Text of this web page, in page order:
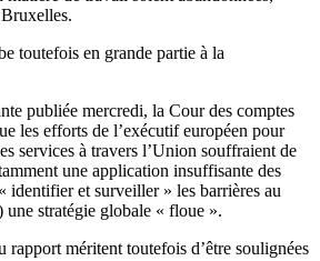
toutefois en grande partie à la
publiée mercredi, la Cour des comptes
les efforts de l’exécutif européen pour
services à travers l’Union souffraient de
une application insuffisante des
identifier et surveiller » les barrières au
une stratégie globale « floue ».
rapport méritent toutefois d’être soulignées